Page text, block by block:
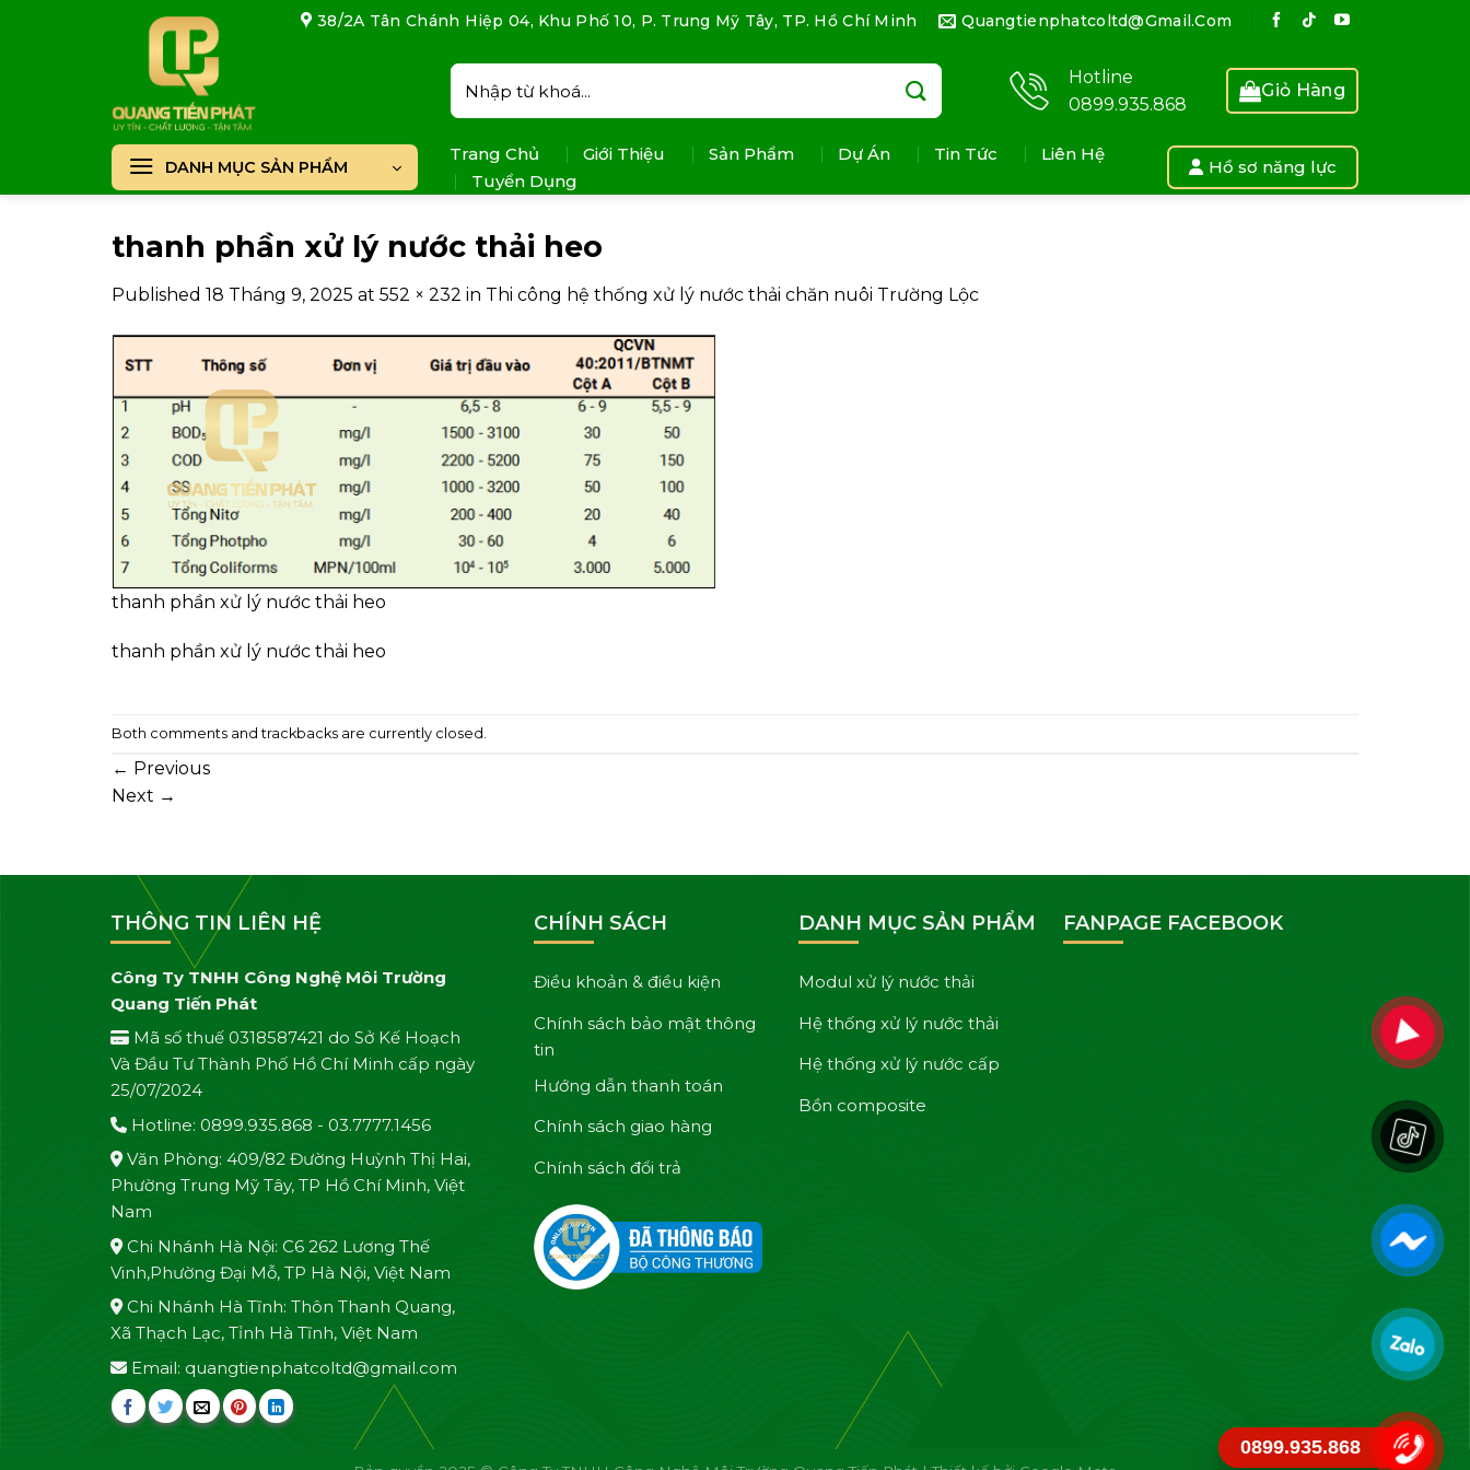
38/2A Tân Chánh Hiệp 04, Khu Phố 10, P. Trung Mỹ Tây, TP. Hồ Chí Minh Quangtienphatcoltd@gmail.com
Tìm
kiếm:
Hotline
0899.935.868
Giỏ Hàng
DANH MỤC SẢN PHẨM
Trang Chủ Giới Thiệu Sản Phẩm Dự Án Tin Tức
Liên Hệ
Tuyển Dụng
Hồ sơ năng lực
thanh phần xử lý nước thải heo
Published 18 Tháng 9, 2025 at 552 × 232 in Thi công hệ thống xử lý nước thải chăn nuôi Trường Lộc
thanh phần xử lý nước thải heo
thanh phần xử lý nước thải heo
Both comments and trackbacks are currently closed.
← Previous
Next →
THÔNG TIN LIÊN HỆ
Công Ty TNHH Công Nghệ Môi Trường
Quang Tiến Phát
Mã số thuế 0318587421 do Sở Kế Hoạch
Và Đầu Tư Thành Phố Hồ Chí Minh cấp ngày
25/07/2024
Hotline: 0899.935.868 - 03.7777.1456
Văn Phòng: 409/82 Đường Huỳnh Thị Hai,
Phường Trung Mỹ Tây, TP Hồ Chí Minh, Việt
Nam
Chi Nhánh Hà Nội: C6 262 Lương Thế
Vinh,Phường Đại Mỗ, TP Hà Nội, Việt Nam
Chi Nhánh Hà Tĩnh: Thôn Thanh Quang,
Xã Thạch Lạc, Tỉnh Hà Tĩnh, Việt Nam
Email: quangtienphatcoltd@gmail.com
CHÍNH SÁCH
Điều khoản & điều kiện
Chính sách bảo mật thông
tin
Hướng dẫn thanh toán
Chính sách giao hàng
Chính sách đổi trả
DANH MỤC SẢN PHẨM
Modul xử lý nước thải
Hệ thống xử lý nước thải
Hệ thống xử lý nước cấp
Bồn composite
FANPAGE FACEBOOK
0899.935.868